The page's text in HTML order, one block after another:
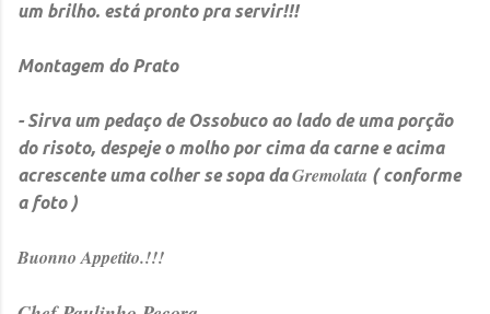
um brilho. está pronto pra servir!!!
Montagem do Prato
- Sirva um pedaço de Ossobuco ao lado de uma porção
do risoto, despeje o molho por cima da carne e acima
acrescente uma colher se sopa daGremolata ( conforme
a foto )
Buonno Appetito.!!!